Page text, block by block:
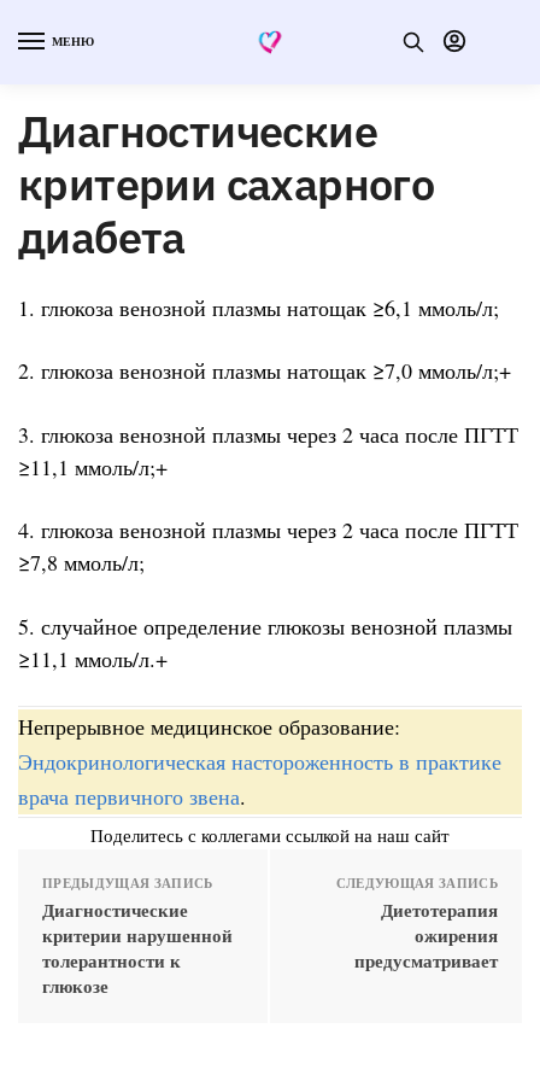
МЕНЮ
Диагностические
критерии сахарного
диабета
1. глюкоза венозной плазмы натощак ≥6,1 ммоль/л;
2. глюкоза венозной плазмы натощак ≥7,0 ммоль/л;+
3. глюкоза венозной плазмы через 2 часа после ПГТТ
≥11,1 ммоль/л;+
4. глюкоза венозной плазмы через 2 часа после ПГТТ
≥7,8 ммоль/л;
5. случайное определение глюкозы венозной плазмы
≥11,1 ммоль/л.+
Непрерывное медицинское образование:
Эндокринологическая настороженность в практике
врача первичного звена.
Поделитесь с коллегами ссылкой на наш сайт
ПРЕДЫДУЩАЯ ЗАПИСЬ
Диагностические
критерии нарушенной
толерантности к
глюкозе
СЛЕДУЮЩАЯ ЗАПИСЬ
Диетотерапия
ожирения
предусматривает